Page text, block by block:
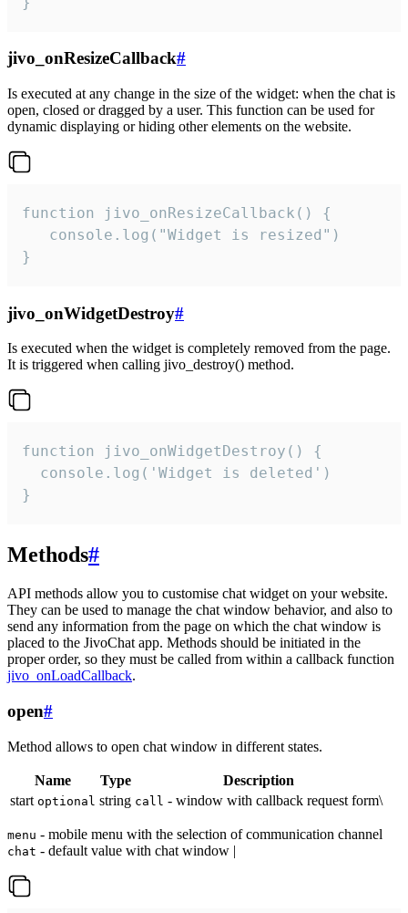
jivo_onResizeCallback#
Is executed at any change in the size of the widget: when the chat is
open, closed or dragged by a user. This function can be used for
dynamic displaying or hiding other elements on the website.
function jivo_onResizeCallback() {
   console.log("Widget is resized")
}
jivo_onWidgetDestroy#
Is executed when the widget is completely removed from the page.
It is triggered when calling jivo_destroy() method.
function jivo_onWidgetDestroy() {
  console.log('Widget is deleted')
}
Methods#
API methods allow you to customise chat widget on your website.
They can be used to manage the chat window behavior, and also to
send any information from the page on which the chat window is
placed to the JivoChat app. Methods should be initiated in the
proper order, so they must be called from within a callback function
jivo_onLoadCallback.
open#
Method allows to open chat window in different states.
Name Type
Description
start optional string call - window with callback request form\
menu - mobile menu with the selection of communication channel
chat - default value with chat window |